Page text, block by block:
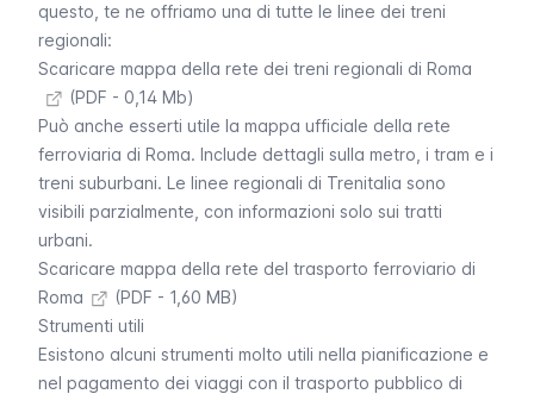
questo, te ne offriamo una di tutte le linee dei treni
regionali:
Scaricare mappa della rete dei treni regionali di Roma
(PDF - 0,14 Mb)
Può anche esserti utile la mappa ufficiale della rete
ferroviaria di Roma. Include dettagli sulla metro, i tram e i
treni suburbani. Le linee regionali di Trenitalia sono
visibili parzialmente, con informazioni solo sui tratti
urbani.
Scaricare mappa della rete del trasporto ferroviario di
Roma
(PDF - 1,60 MB)
Strumenti utili
Esistono alcuni strumenti molto utili nella pianificazione e
nel pagamento dei viaggi con il trasporto pubblico di